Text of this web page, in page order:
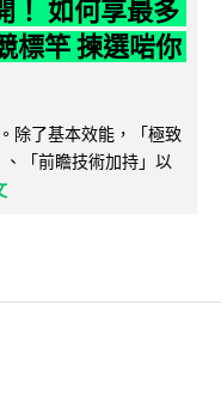
！ 如何享最多
標竿 揀選啱你
除了基本效能，「極致
「前瞻技術加持」以